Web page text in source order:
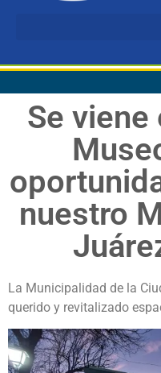
Se viene
nuestro
La Municipalidad de la
querido y revitalizado